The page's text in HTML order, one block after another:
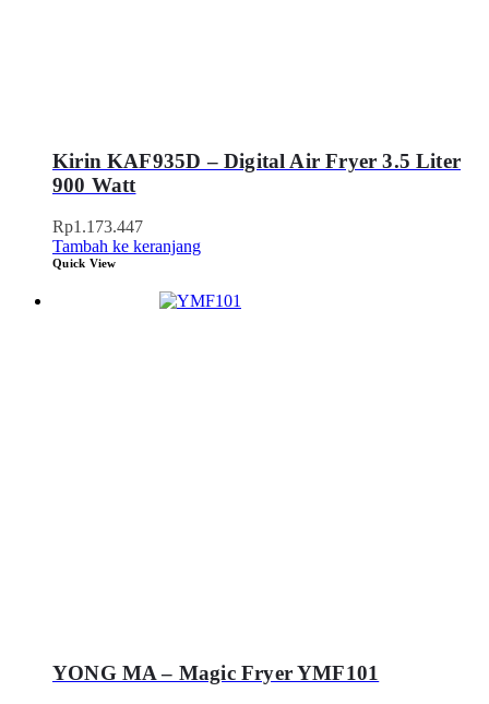
Kirin KAF935D – Digital Air Fryer 3.5 Liter
900 Watt
Rp1.173.447
Tambah ke keranjang
Quick View
YONG MA – Magic Fryer YMF101